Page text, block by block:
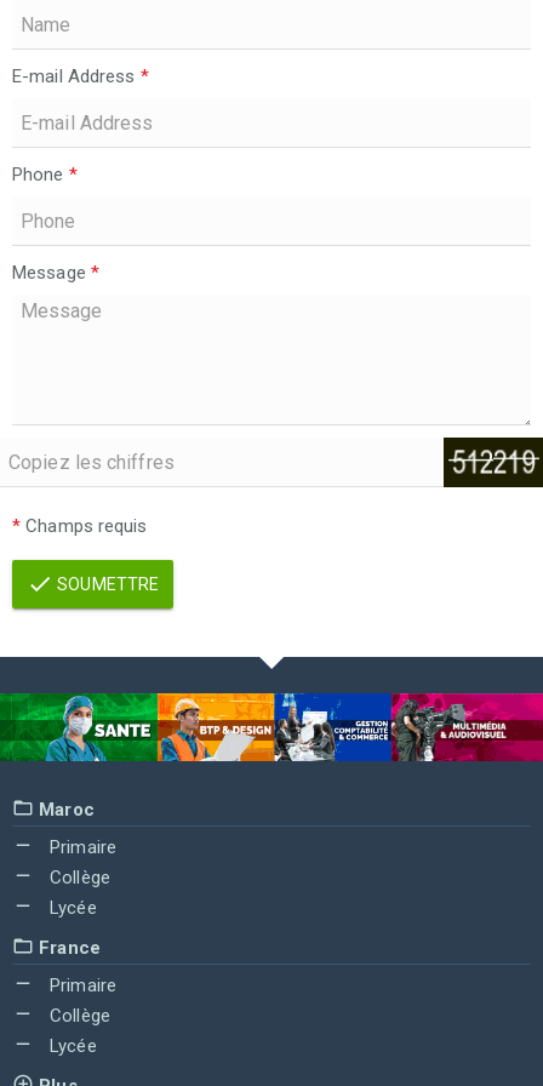
E-mail Address *
Phone *
Message *
* Champs requis
SOUMETTRE
Maroc
Primaire
Collège
Lycée
France
Primaire
Collège
Lycée